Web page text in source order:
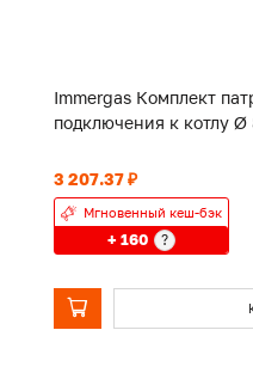
Immergas Комплект
подключения к котлу
3 207.37 ₽
Мгновенный кеш-бэк
+ 160 ?